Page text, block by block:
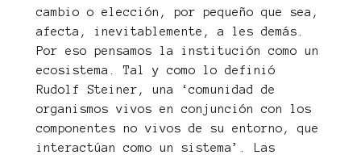
cambio o elección, por pequeño que sea,
afecta, inevitablemente, a les demás.
Por eso pensamos la institución como un
ecosistema. Tal y como lo definió
Rudolf Steiner, una ‘comunidad de
organismos vivos en conjunción con los
componentes no vivos de su entorno, que
interactúan como un sistema’. Las